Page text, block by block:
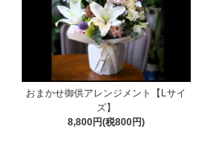
おまかせ御供アレンジメント【Lサイ
ズ】
8,800円(税800円)